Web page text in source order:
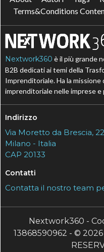
Terms&Conditions
Nextwork360 è il più grande
B2B dedicati ai temi della
Imprenditoriale. Ha la
imprenditoriale nelle imprese
Indirizzo
Via Moretto da Brescia, 22
Milano - Italia
CAP 20133
Contatti
Contatta il nostro team
Nextwork360 -
13868590962 - ©